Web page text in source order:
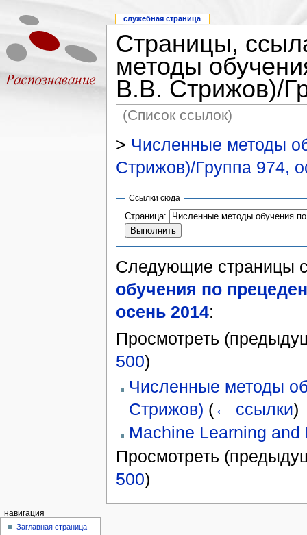
Страницы,
методы
В.В. Стрижов)/
(Список ссылок)
> Численные методы
Стрижов)/Группа 974,
Ссылки сюда
Страница:
Следующие страницы
обучения по
осень 2014:
Просмотреть
500)
Численные методы
Стрижов) (← ссылки)
Machine Learning
Просмотреть
500)
служебная страница
навигация
Заглавная страница